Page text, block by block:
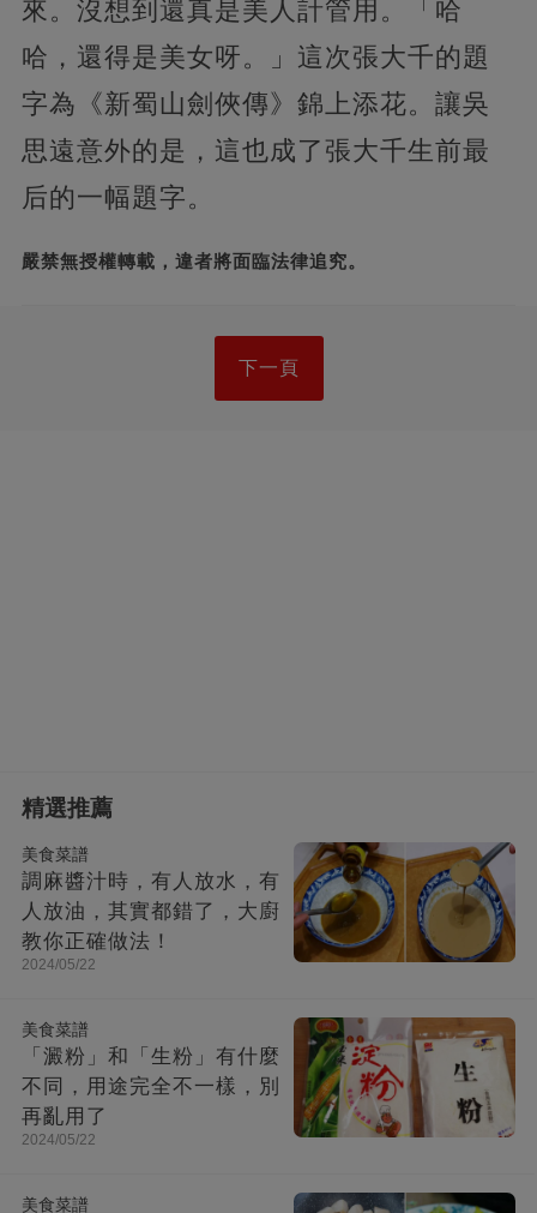
來。沒想到還真是美人計管用。「哈
哈，還得是美女呀。」這次張大千的題
字為《新蜀山劍俠傳》錦上添花。讓吳
思遠意外的是，這也成了張大千生前最
后的一幅題字。
嚴禁無授權轉載，違者將面臨法律追究。
下一頁
精選推薦
美食菜譜
調麻醬汁時，有人放水，有
人放油，其實都錯了，大廚
教你正確做法！
2024/05/22
美食菜譜
「澱粉」和「生粉」有什麼
不同，用途完全不一樣，別
再亂用了
2024/05/22
美食菜譜